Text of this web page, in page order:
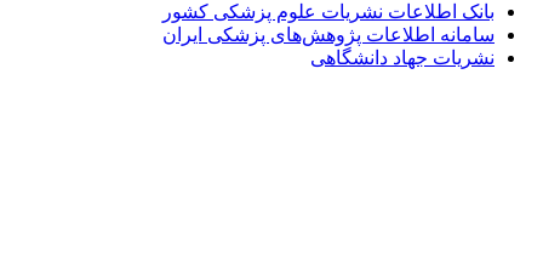
بانک اطلاعات نشریات علوم پزشکی کشور
سامانه اطلاعات پژوهش‌های پزشکی ایران
نشریات جهاد دانشگاهی